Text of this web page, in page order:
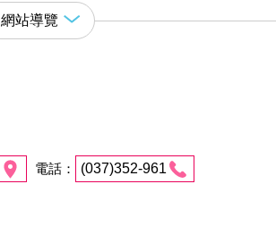
網站導覽
電話：
(037)352-961